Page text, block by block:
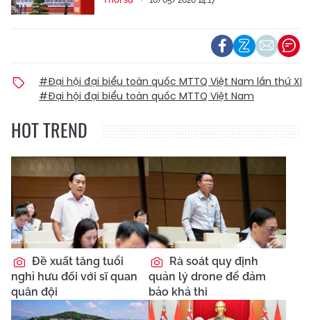
#Đại hội đại biểu toàn quốc MTTQ Việt Nam lần thứ XI
#Đại hội đại biểu toàn quốc MTTQ Việt Nam
HOT TREND
Đề xuất tăng tuổi
nghỉ hưu đối với sĩ quan
quân đội
Rà soát quy định
quản lý drone để đảm
bảo khả thi